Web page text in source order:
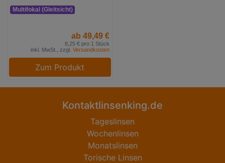
Multifokal (Gleitsicht)
ab 49,49 €
8,25 € pro 1 Stück
inkl. MwSt., zzgl. Versandkosten
Zum Produkt
Kontaktlinsenking.de
Tageslinsen
Wochenlinsen
Monatslinsen
Torische Linsen